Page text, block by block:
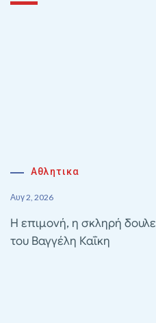
Αθλητικα
Αυγ 2, 2026
Η επιμονή, η σκληρή
του Βαγγέλη Καΐκη